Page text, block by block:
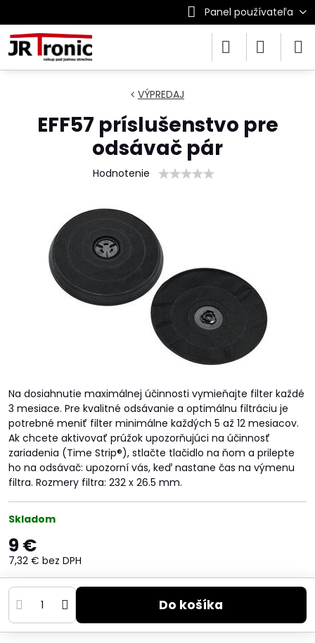
Panel používateľa
VÝPREDAJ
EFF57 príslušenstvo pre
odsávač pár
Hodnotenie
Na dosiahnutie maximálnej účinnosti vymieňajte filter každé
3 mesiace. Pre kvalitné odsávanie a optimálnu filtráciu je
potrebné meniť filter minimálne každých 5 až 12 mesiacov.
Ak chcete aktivovať prúžok upozorňujúci na účinnosť
zariadenia (Time Strip®), stlačte tlačidlo na ňom a prilepte
ho na odsávač: upozorní vás, keď nastane čas na výmenu
filtra. Rozmery filtra: 232 x 26.5 mm.
Skladom
9 €
7,32 € bez DPH
Do košíka